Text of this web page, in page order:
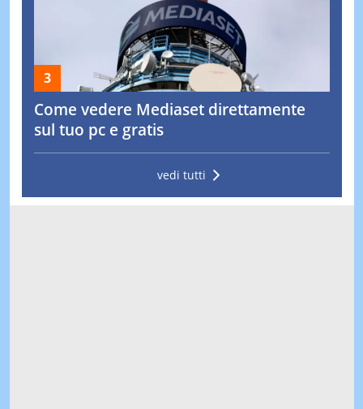
Come vedere Mediaset direttamente
sul tuo pc e gratis
vedi tutti